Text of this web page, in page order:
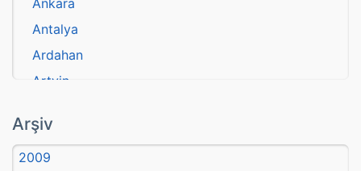
Ankara
Antalya
Ardahan
Artvin
Aydın
Balıkesir
Arşiv
2009